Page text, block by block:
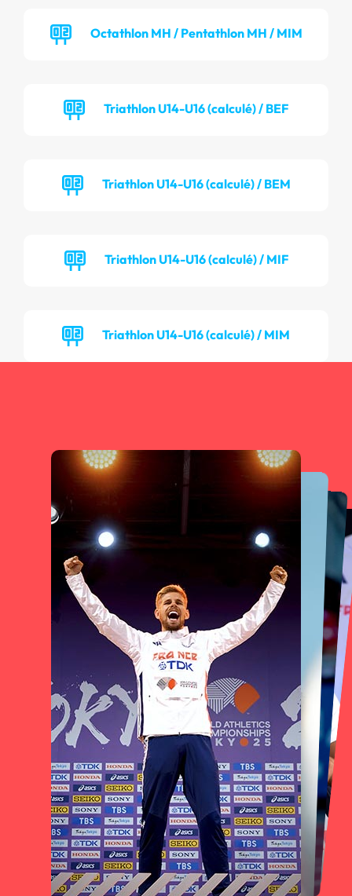
Octathlon MH / Pentathlon MH / MIM
Triathlon U14-U16 (calculé) / BEF
Triathlon U14-U16 (calculé) / BEM
Triathlon U14-U16 (calculé) / MIF
Triathlon U14-U16 (calculé) / MIM